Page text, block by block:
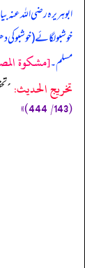
ابوہریرہ رضی اللہ عنہ
خوشبو لگائے (خوشبو
مسلم۔[مشكوة
تخریج الحدیث:
(143/ 444)»